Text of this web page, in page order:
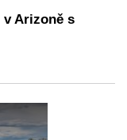
v Arizoně s